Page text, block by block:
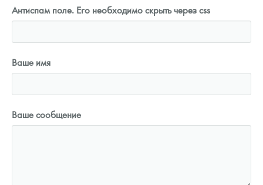
Антиспам поле. Его необходимо скрыть через css
Ваше имя
Ваше сообщение